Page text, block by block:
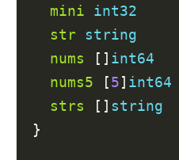
mini
int32
str string
nums [] int64
nums5 [5] int64
strs [] string
}